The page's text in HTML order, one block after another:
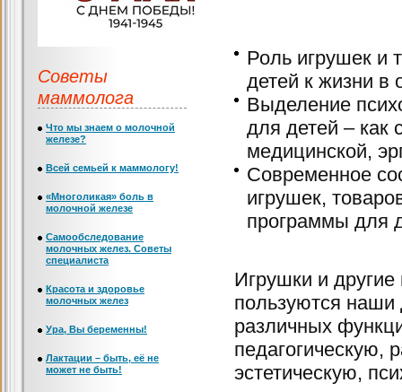
Роль игрушек и
детей к жизни в
Выделение
для детей – как
медицинской,
Современное
игрушек,
программы для
Игрушки и
пользуются
различных
педагогическую,
эстетическую,
Советы
маммолога
Что мы знаем о молочной
железе?
Всей семьей к маммологу!
«Многоликая» боль в
молочной железе
Самообследование
молочных желез. Советы
специалиста
Красота и здоровье
молочных желез
Ура, Вы беременны!
Лактации – быть, её не
может не быть!